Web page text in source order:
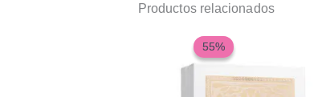
Productos relacionados
55%
55%
$370,000.$165,000.